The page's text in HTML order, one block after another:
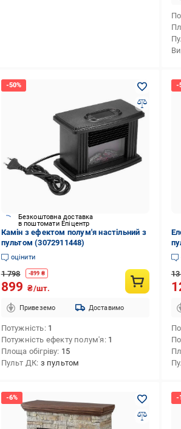
Безкоштовна доставка
в поштомати Епіцентр
Камін з ефектом полум'я настільний з
пультом (3072911448)
оцінити
1 798 -899 ₴
899 ₴/шт.
Привеземо Доставимо
Потужність 1
Потужність ефекту полум'я 1
Площа обігріву 15
Пульт ДК з пультом